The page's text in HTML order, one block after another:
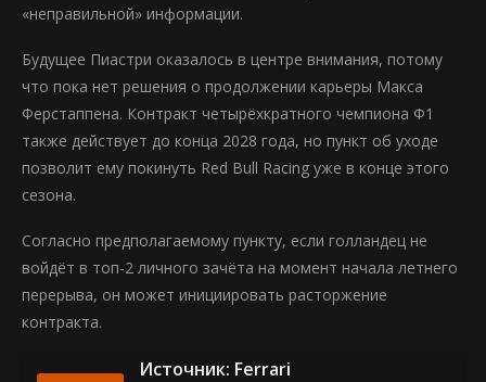
«неправильной» информации.
Будущее Пиастри оказалось в центре внимания, потому
что пока нет решения о продолжении карьеры Макса
Ферстаппена. Контракт четырёхкратного чемпиона Ф1
также действует до конца 2028 года, но пункт об уходе
позволит ему покинуть Red Bull Racing уже в конце этого
сезона.
Согласно предполагаемому пункту, если голландец не
войдёт в топ-2 личного зачёта на момент начала летнего
перерыва, он может инициировать расторжение
контракта.
Источник: Ferrari